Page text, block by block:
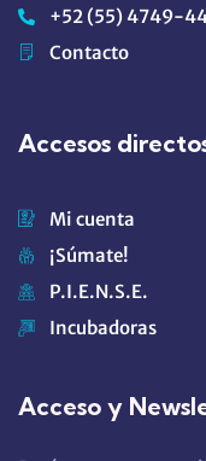
+52 (55) 4749-
Contacto
Accesos
Mi cuenta
¡Súmate!
P.I.E.N.S.E.
Incubadoras
Acceso y